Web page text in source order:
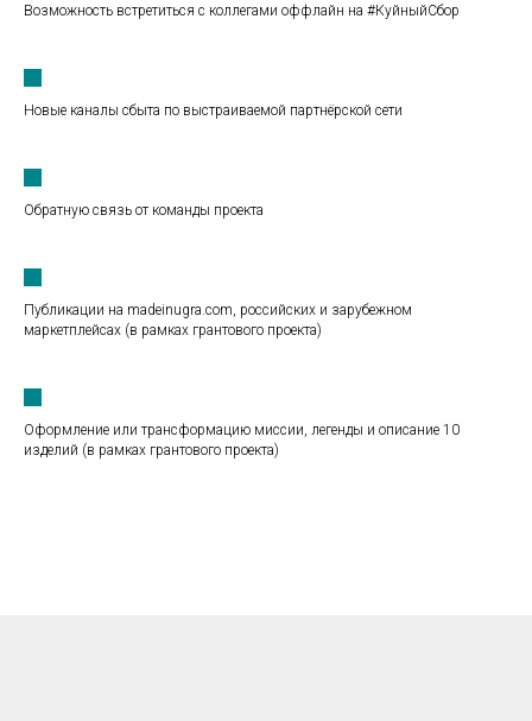
Возможность встретиться с коллегами оффлайн на #КуйныйСбор
Новые каналы сбыта по выстраиваемой партнёрской сети
Обратную связь от команды проекта
Публикации на madeinugra.com, российских и зарубежном
маркетплейсах (в рамках грантового проекта)
Оформление или трансформацию миссии, легенды и описание 10
изделий (в рамках грантового проекта)